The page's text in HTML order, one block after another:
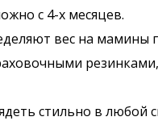
с 4-х месяцев.
вес на мамины
стильно в любой